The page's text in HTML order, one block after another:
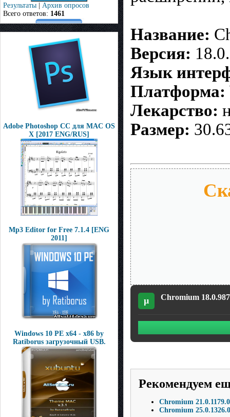
Результаты | Архив опросов
Всего ответов: 1461
Adobe Photoshop CC для MAC OS
X [2017 ENG/RUS]
Mp3 Editor for Free 7.1.4 [ENG
2011]
Windows 10 PE x64 - x86 by
Ratiborus загрузочный USB.
Название:
Версия:
Язык
Платформа:
Лекарство:
Размер:
µ Chromium
Рекомендуем
Chromium
Chromium